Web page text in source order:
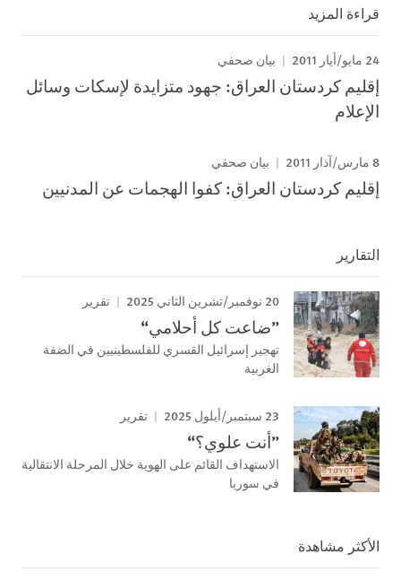
قراءة المزيد
24 مايو/أيار 2011 بيان صحفي
إقليم كردستان العراق: جهود متزايدة لإسكات وسائل
الإعلام
8 مارس/آذار 2011 بيان صحفي
إقليم كردستان العراق: كفوا الهجمات عن المدنيين
التقارير
20 نوفمبر/تشرين الثاني 2025 تقرير
”ضاعت كل أحلامي“
تهجير إسرائيل القسري للفلسطينيين في الضفة
الغربية
23 سبتمبر/أيلول 2025 تقرير
”أنت علوي؟“
الاستهداف القائم على الهوية خلال المرحلة الانتقالية
في سوريا
الأكثر مشاهدة